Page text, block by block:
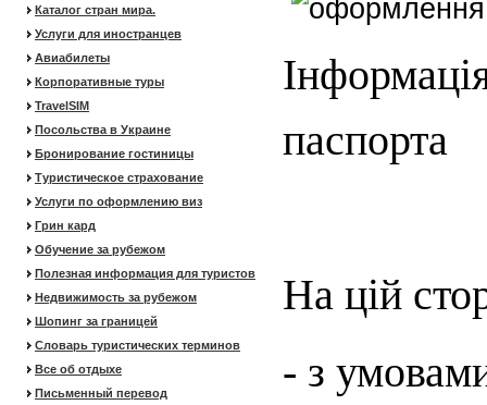
Каталог стран мира.
Услуги для иностранцев
Авиабилеты
Корпоративные туры
TravelSIM
Посольства в Украине
Бронирование гостиницы
Туристическое страхование
Услуги по оформлению виз
Грин кард
Обучение за рубежом
Полезная информация для туристов
Недвижимость за рубежом
Шопинг за границей
Словарь туристических терминов
Все об отдыхе
Письменный перевод
паспорта
На цій
- з